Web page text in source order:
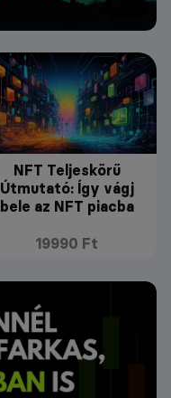
NFT Teljeskörű
Útmutató: Így vágj
bele az NFT piacba
19990 Ft